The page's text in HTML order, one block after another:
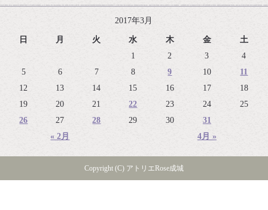
2017年3月
日 月 火 水 木 金 土
« 2月 4月 »
1 2 3
4
5
6 7 8 9 10
11
12
13 14 15 16 17
18
19
20 21 22 23 24
25
26
27 28 29 30 31
Copyright (C) アトリエRose成城